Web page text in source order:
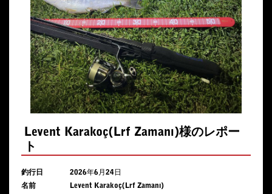
Levent Karakoç(Lrf Zamanı)様のレポー
ト
釣行日
2026年6月24日
名前
Levent Karakoç(Lrf Zamanı)